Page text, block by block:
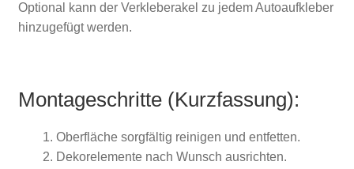
Optional kann der Verkleberakel zu jedem Autoaufkleber
hinzugefügt werden.
Montageschritte (Kurzfassung):
Oberfläche sorgfältig reinigen und entfetten.
Dekorelemente nach Wunsch ausrichten.